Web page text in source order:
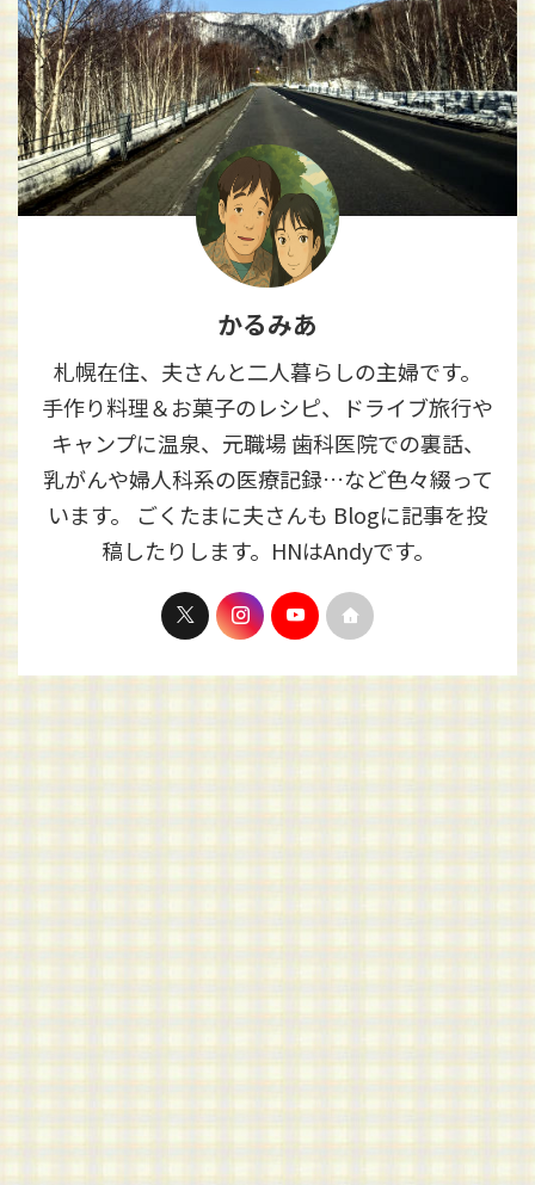
かるみあ
札幌在住、夫さんと二人暮らしの主婦です。
手作り料理＆お菓子のレシピ、ドライブ旅行や
キャンプに温泉、元職場 歯科医院での裏話、
乳がんや婦人科系の医療記録…など色々綴って
います。 ごくたまに夫さんも Blogに記事を投
稿したりします。HNはAndyです。